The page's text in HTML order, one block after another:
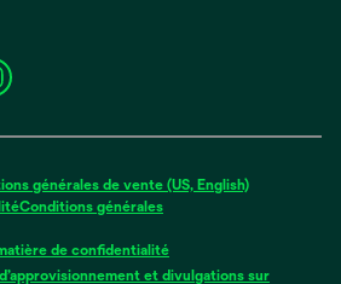
générales de vente (US, English)
Conditions générales
de confidentialité
et divulgations sur